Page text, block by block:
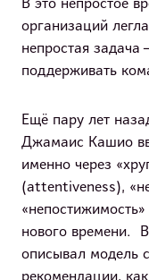
В это непростое
организаций
непростая
поддерживать
Ещё пару лет
Джамаис Кашио
именно через
(attentiveness),
нового времени.
описывал модель